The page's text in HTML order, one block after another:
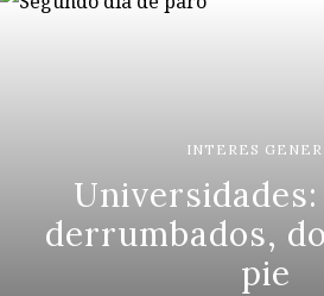
INTERES
derrumbados,
pie